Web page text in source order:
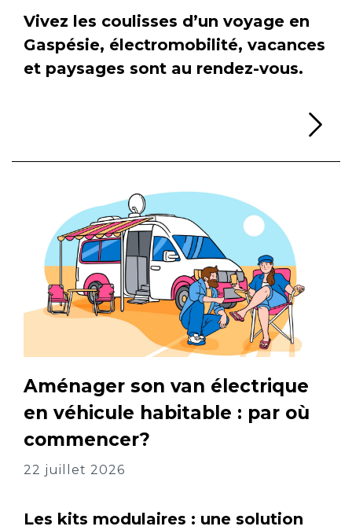
Vivez les coulisses d’un voyage en
Gaspésie, électromobilité, vacances
et paysages sont au rendez-vous.
Aménager son van électrique
en véhicule habitable : par où
commencer?
22 juillet 2026
Les kits modulaires : une solution